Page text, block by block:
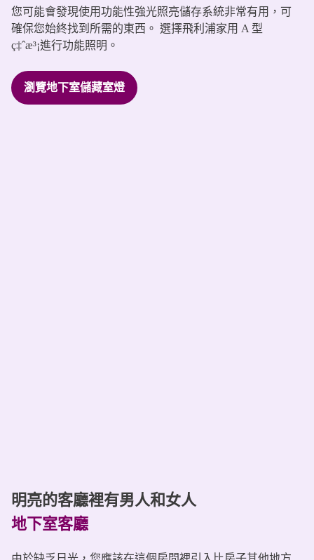
您可能會發現使用功能性強光照亮儲存系統非常有用，可
確保您始終找到所需的東西。 選擇飛利浦家用 A 型
ç‡ˆæ³¡進行功能照明。
瀏覽地下室儲藏室燈
明亮的客廳裡有男人和女人
地下室客廳